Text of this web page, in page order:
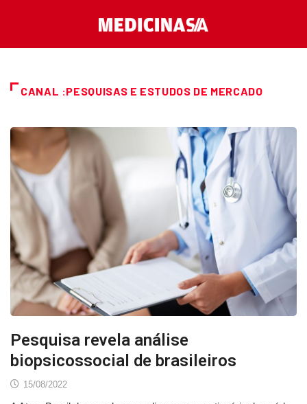
CANAL :PESQUISAS E ESTUDOS DE MERCADO
Pesquisa revela análise
biopsicossocial de brasileiros
15/08/2022